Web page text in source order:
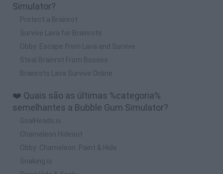
Simulator?
Protect a Brainrot
Survive Lava for Brainrots
Obby: Escape from Lava and Survive
Steal Brainrot From Bosses
Brainrots Lava Survive Online
❤️ Quais são as últimas %categoria%
semelhantes a Bubble Gum Simulator?
GoalHeads.io
Chameleon Hideout
Obby: Chameleon: Paint & Hide
Snaking.io